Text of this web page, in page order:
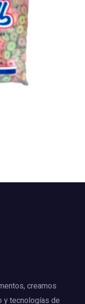
creamos
y tecnologías de